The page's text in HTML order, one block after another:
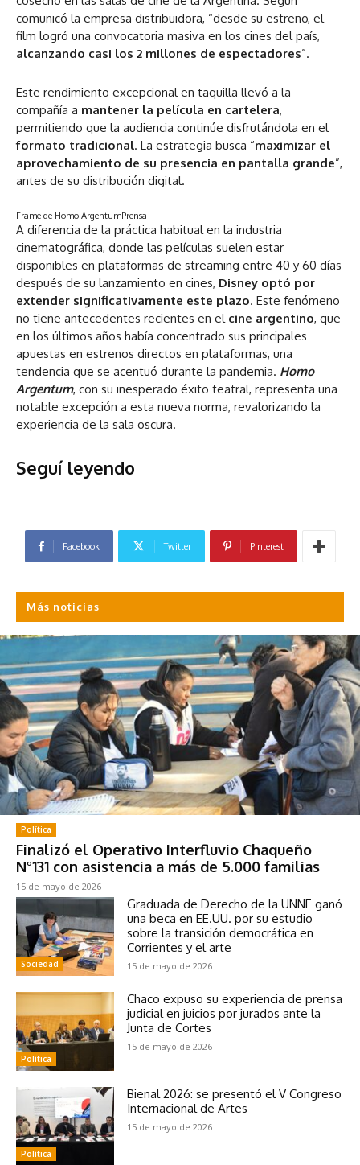
comunicó la empresa distribuidora, “desde su estreno, el
film logró una convocatoria masiva en los cines del país,
alcanzando casi los 2 millones de espectadores”.
Este rendimiento excepcional en taquilla llevó a la
compañía a mantener la película en cartelera,
permitiendo que la audiencia continúe disfrutándola en el
formato tradicional. La estrategia busca “maximizar el
aprovechamiento de su presencia en pantalla grande”,
antes de su distribución digital.
Frame de Homo ArgentumPrensa
A diferencia de la práctica habitual en la industria
cinematográfica, donde las películas suelen estar
disponibles en plataformas de streaming entre 40 y 60 días
después de su lanzamiento en cines, Disney optó por
extender significativamente este plazo. Este fenómeno
no tiene antecedentes recientes en el cine argentino, que
en los últimos años había concentrado sus principales
apuestas en estrenos directos en plataformas, una
tendencia que se acentuó durante la pandemia. Homo
Argentum, con su inesperado éxito teatral, representa una
notable excepción a esta nueva norma, revalorizando la
experiencia de la sala oscura.
Seguí leyendo
Facebook Twitter Pinterest
Más noticias
Política
Finalizó el Operativo Interfluvio Chaqueño
N°131 con asistencia a más de 5.000 familias
15 de mayo de 2026
Sociedad
Graduada de Derecho de la UNNE ganó
una beca en EE.UU. por su estudio
sobre la transición democrática en
Corrientes y el arte
15 de mayo de 2026
Política
Chaco expuso su experiencia de prensa
judicial en juicios por jurados ante la
Junta de Cortes
15 de mayo de 2026
Política
Bienal 2026: se presentó el V Congreso
Internacional de Artes
15 de mayo de 2026